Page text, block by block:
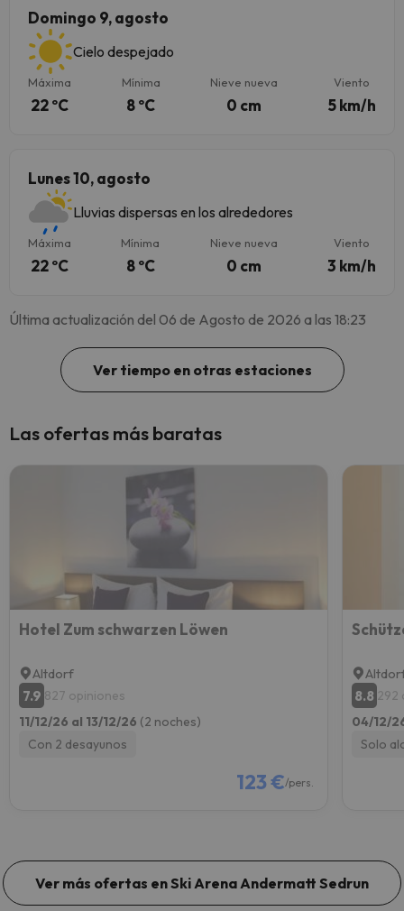
Domingo 9, agosto
Cielo despejado
Máxima
22 ºC
Mínima
8 ºC
Nieve nueva
0 cm
Viento
5 km/h
Lunes 10, agosto
Lluvias dispersas en los alrededores
Máxima
22 ºC
Mínima
8 ºC
Nieve nueva
0 cm
Viento
3 km/h
Última actualización del 06 de Agosto de 2026 a las 18:23
Ver tiempo en otras estaciones
Las ofertas más baratas
Hotel Zum schwarzen Löwen
Altdorf
7.9 827 opiniones
11/12/26 al 13/12/26 (2 noches)
Con 2 desayunos
123 €/pers.
8.8 292
04/12/
Solo
Ver más ofertas en Ski Arena Andermatt Sedrun